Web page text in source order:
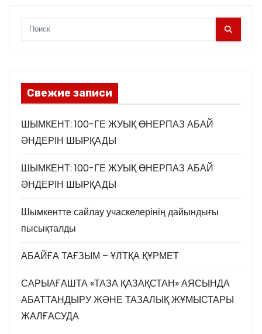
Свежие записи
ШЫМКЕНТ: 100-ГЕ ЖУЫҚ ӨНЕРПАЗ АБАЙ
ӘНДЕРІН ШЫРҚАДЫ
ШЫМКЕНТ: 100-ГЕ ЖУЫҚ ӨНЕРПАЗ АБАЙ
ӘНДЕРІН ШЫРҚАДЫ
Шымкентте сайлау учаскелерінің дайындығы
пысықталды
АБАЙҒА ТАҒЗЫМ – ҰЛТҚА ҚҰРМЕТ
САРЫАҒАШТА «ТАЗА ҚАЗАҚСТАН» АЯСЫНДА
АБАТТАНДЫРУ ЖӘНЕ ТАЗАЛЫҚ ЖҰМЫСТАРЫ
ЖАЛҒАСУДА